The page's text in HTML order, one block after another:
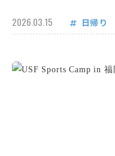
2026.03.15 日帰り